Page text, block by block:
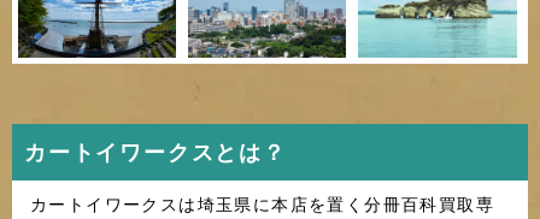
カートイワークスとは？
カートイワークスは埼玉県に本店を置く分冊百科買取専